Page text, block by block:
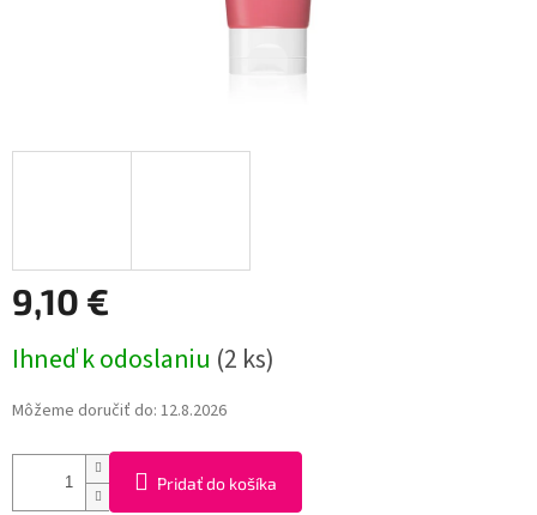
9,10 €
cena:
Ihneď k odoslaniu (2 ks)
Môžeme doručiť do: 12.8.2026
Pridať do košíka